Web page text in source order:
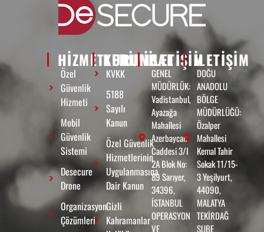
HİZMETLERİMİZ
Özel
Güvenlik
Hizmeti
Mobil
Güvenlik
Sistemi
Desecure
Drone
Organizasyon
Çözümleri
KURUMSAL
KVKK
5188
Sayılı
Kanun
Özel Güvenlik
Hizmetlerinin
Uygulanmasına
Dair Kanun
Gizli
Kahramanlar
ILETIŞIM
GENEL
MÜDÜRLÜK:
Vadistanbul,
Ayazağa
Mahallesi
Azerbaycan
Caddesi 3/I
2A Blok No:
89 Sarıyer,
34396,
İSTANBUL
OPERASYON
VE
ILETIŞIM
DOĞU
ANADOLU
BÖLGE
MÜDÜRLÜĞÜ:
Özalper
Mahallesi
Kemal Tahir
Sokak 11/15-
3 Yeşilyurt,
44090,
MALATYA
TEKİRDAĞ
ŞUBE